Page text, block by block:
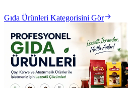
Gıda Ürünleri Kategorisini Gör